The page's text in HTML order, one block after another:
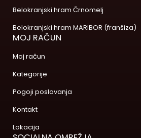
Belokranjski hram Črnomelj
Belokranjski hram MARIBOR (franšiza)
MOJ RAČUN
Moj račun
Kategorije
Pogoji poslovanja
Kontakt
Lokacija